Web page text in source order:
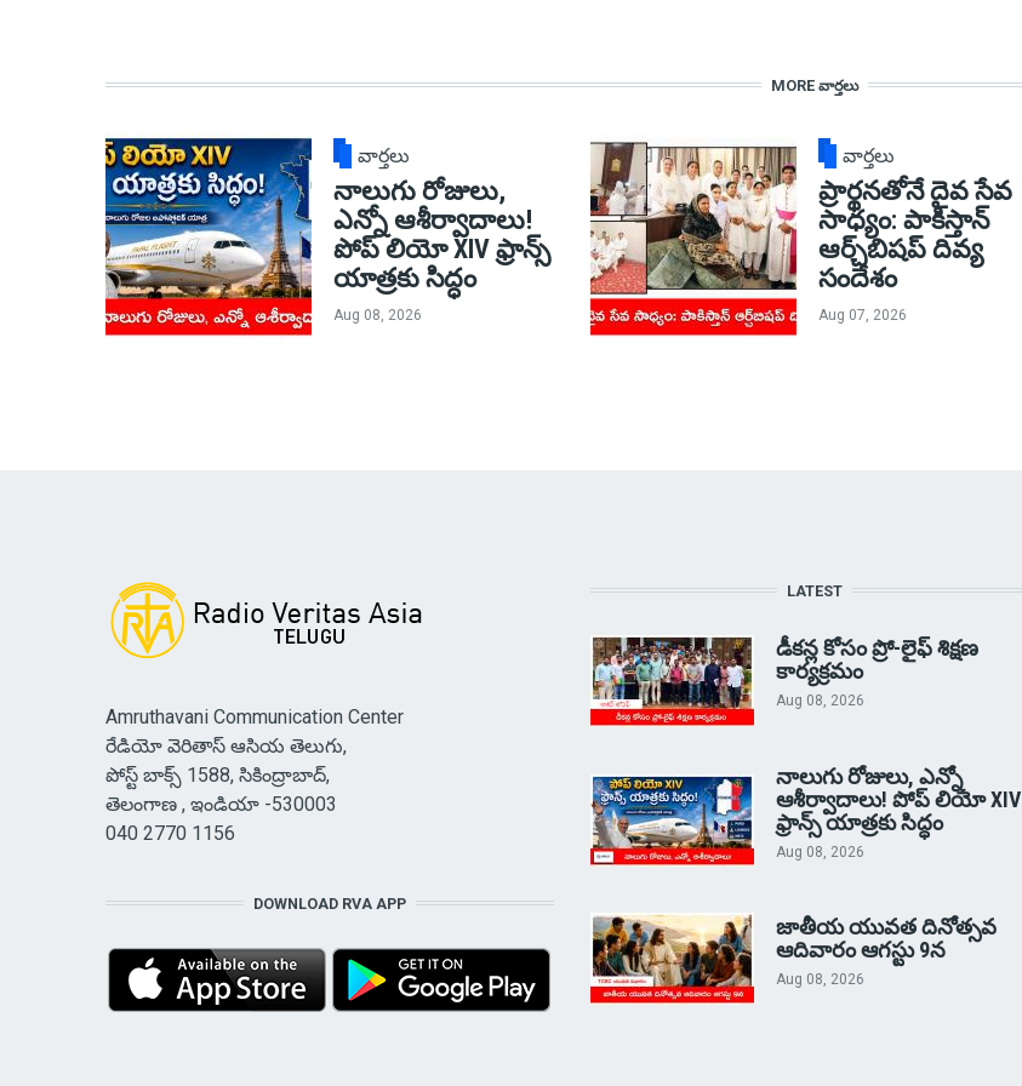
MORE వార్తలు
వార్తలు
నాలుగు రోజులు,
ఎన్నో ఆశీర్వాదాలు!
పోప్ లియో XIV ఫ్రాన్స్
యాత్రకు సిద్ధం
Aug 08, 2026
వార్తలు
ప్రార్థనతోనే దైవ సేవ
సాధ్యం: పాకిస్తాన్‌
ఆర్చ్‌బిషప్ దివ్య
సందేశం
Aug 07, 2026
Amruthavani Communication Center
రేడియో వెరితాస్ ఆసియ తెలుగు,
పోస్ట్ బాక్స్ 1588, సికింద్రాబాద్,
తెలంగాణ , ఇండియా -530003
040 2770 1156
DOWNLOAD RVA APP
LATEST
డీకన్ల కోసం ప్రో-లైఫ్ శిక్షణ
కార్యక్రమం
Aug 08, 2026
నాలుగు రోజులు, ఎన్నో
ఆశీర్వాదాలు! పోప్ లియో XIV
ఫ్రాన్స్ యాత్రకు సిద్ధం
Aug 08, 2026
జాతీయ యువత దినోత్సవ
ఆదివారం ఆగస్టు 9న
Aug 08, 2026